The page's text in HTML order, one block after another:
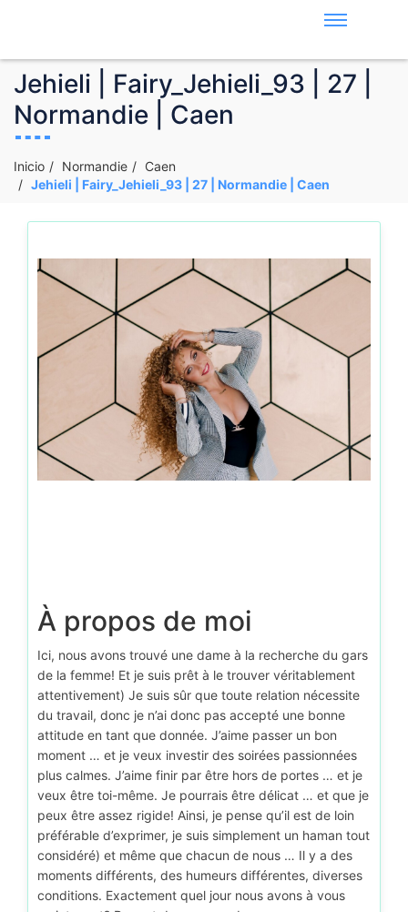
Jehieli | Fairy_Jehieli_93 | 27 |
Normandie | Caen
Inicio Normandie
Caen
Jehieli | Fairy_Jehieli_93 | 27 | Normandie | Caen
À propos de moi
Ici, nous avons trouvé une dame à la recherche du gars
de la femme! Et je suis prêt à le trouver véritablement
attentivement) Je suis sûr que toute relation nécessite
du travail, donc je n’ai donc pas accepté une bonne
attitude en tant que donnée. J’aime passer un bon
moment … et je veux investir des soirées passionnées
plus calmes. J’aime finir par être hors de portes … et je
veux être toi-même. Je pourrais être délicat … et que je
peux être assez rigide! Ainsi, je pense qu’il est de loin
préférable d’exprimer, je suis simplement un haman tout
considéré) et même que chacun de nous … Il y a des
moments différents, des humeurs différentes, diverses
conditions. Exactement quel jour nous avons à vous